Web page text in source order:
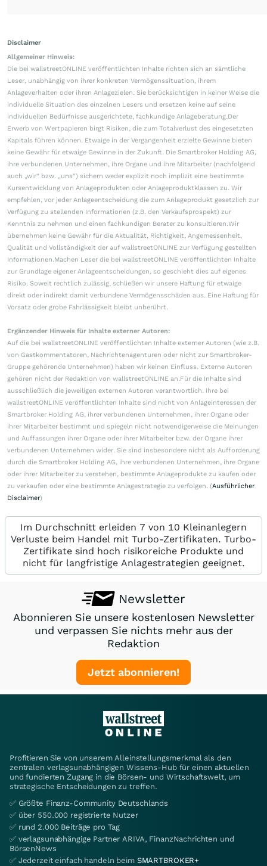
Disclaimer
Allgemeiner Hinweis:
Die bei wallstreetONLINE veröffentlichten Inhalte richten sich an sämtliche
Leser, unabhängig von ihrer konkreten Vermögenssituation, ihrem
Anlageverhalten oder ihren Anlagezielen. Sie berücksichtigen in keiner Weise die
individuelle Situation des einzelnen Lesers und ersetzen keine auf seine
individuellen Bedürfnisse ausgerichtete, fachkundige Anlageberatung.Der
Erwerb von Wertpapieren birgt Risiken, die zum Totalverlust des eingesetzten
Kapitals führen können. Etwaige in der Vergangenheit erzielte Gewinne bieten
keine Gewähr für etwaige Gewinne in der Zukunft. Die Smartbroker Holding AG,
ihre verbundenen Unternehmen, ihre Organe und ihre Mitarbeiter (nachfolgend
auch „wir“ bzw. „uns“) sichern weder explizit noch implizit eine bestimmte
Kursentwicklung von Anlageprodukten oder Anlageproduktklassen zu. Wir
empfehlen, vor jeder Anlageentscheidung die zum Anlageprodukt gesetzlich zur
Verfügung zu stellenden Informationen (z.B. den Verkaufsprospekt) zur
Kenntnis zu nehmen und einen fachkundigen Berater zu konsultieren.Wir
übernehmen keine Gewähr für die Aktualität, Richtigkeit, Angemessenheit,
Qualität und Vollständigkeit der auf wallstreetONLINE zur Verfügung gestellten
Informationen.Machen Leser die bei wallstreetONLINE veröffentlichten Inhalte
zur Grundlage eigener Anlageentscheidungen, so geschieht dies auf eigenes
Risiko. Soweit rechtlich zulässig, schließen wir unsere Haftung für etwaige
direkt oder indirekt damit verbundene Vermögensschäden aus. Eine Haftung für
Vorsatz oder grobe Fahrlässigkeit bleibt unberührt.
Ergänzender Hinweis für Inhalte externer Autoren:
Auf die bei wallstreetONLINE veröffentlichten Inhalte externer Autoren (wie z.B.
von Gastkommentatoren, Nachrichtenagenturen oder nicht zur Smartbroker-
Gruppe gehörende Unternehmen) haben wir keinen Einfluss. Externe Autoren
gehören nicht der Redaktion von wallstreetONLINE an.Für die Inhalte sind
ausschließlich die jeweiligen externen Autoren verantwortlich. Ihre bei
wallstreetONLINE veröffentlichten Inhalte sind nicht von Anlageinteressen der
Smartbroker Holding AG, ihrer verbundenen Unternehmen, ihrer Organe oder
ihrer Mitarbeiter bestimmt und spiegeln nicht notwendigerweise die Meinungen
und Auffassungen ihrer Organe oder ihrer Mitarbeiter bzw. der Organe ihrer
verbundenen Unternehmen wider. Sie sind insbesondere nicht als Aufforderung
durch die Smartbroker Holding AG, ihre verbundenen Unternehmen, ihre Organe
oder ihrer Mitarbeiter zu verstehen, bestimmte Anlageprodukte zu kaufen oder
zu verkaufen oder eine bestimmte Anlagestrategie zu verfolgen. (Ausführlicher
Disclaimer)
Im Durchschnitt erleiden 7 von 10 Kleinanlegern
Verluste beim Handel mit Turbo-Zertifikaten. Turbo-
Zertifikate sind hoch risikoreiche Produkte und
nicht für langfristige Anlagestrategien geeignet.
Newsletter
Abonnieren Sie unsere kostenlosen Newsletter
und verpassen Sie nichts mehr aus der
Redaktion
Jetzt abonnieren!
Profitieren Sie von unserem Alleinstellungsmerkmal als den
zentralen verlagsunabhängigen Wissens-Hub für einen aktuellen
und fundierten Zugang in die Börsen- und Wirtschaftswelt, um
strategische Entscheidungen zu treffen.
✅ Größte Finanz-Community Deutschlands
✅ über 550.000 registrierte Nutzer
✅ rund 2.000 Beiträge pro Tag
✅ verlagsunabhängige Partner ARIVA, FinanzNachrichten und
BörsenNews
✅ Jederzeit einfach handeln beim SMARTBROKER+